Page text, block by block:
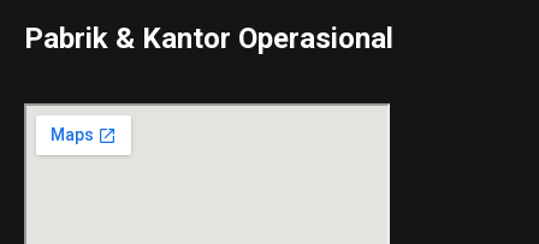
Pabrik & Kantor Operasional